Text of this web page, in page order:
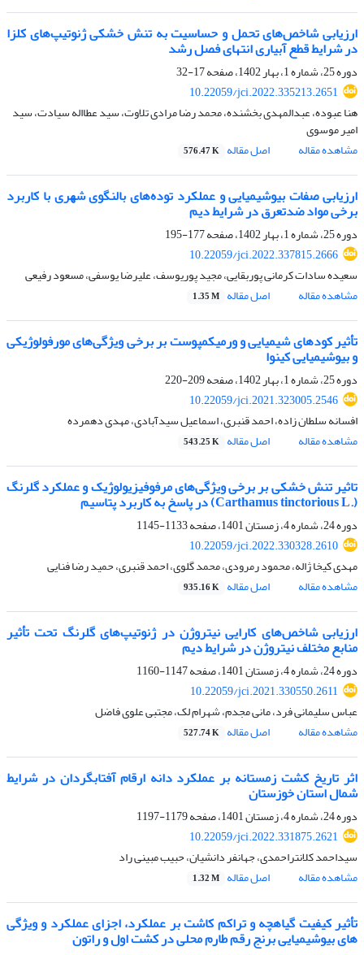
ارزیابی شاخص‌های تحمل و حساسیت به تنش خشکی ژنوتیپ‌های کلزا
در شرایط قطع آبیاری انتهای فصل رشد
دوره 25، شماره 1، بهار 1402، صفحه
17-32
10.22059/jci.2022.335213.2651
هنا عبوده، عبدالمهدی بخشنده، محمد رضا مرادی تلاوت، سید عطااله سیادت، سید
امیر موسوی
مشاهده مقاله
اصل مقاله 576.47 K
ارزیابی صفات بیوشیمیایی و عملکرد توده‌های ﺑﺎﻟﻨﮕﻮی ﺷﻬﺮی با کاربرد
برخی مواد ضدتعرق در شرایط دیم
دوره 25، شماره 1، بهار 1402، صفحه
177-195
10.22059/jci.2022.337815.2666
سعیده سادات کرمانی پوربقایی، مجید پوریوسف، علیرضا یوسفی، مسعود رفیعی
مشاهده مقاله
اصل مقاله 1.35 M
تأثیر کودهای شیمیایی و ورمی‏کمپوست بر برخی ویژگی‌های مورفولوژیکی
و بیوشیمیایی کینوا
دوره 25، شماره 1، بهار 1402، صفحه
209-220
10.22059/jci.2021.323005.2546
افسانه سلطان زاده، احمد قنبری، اسماعیل سیدآبادی، مهدی دهمرده
مشاهده مقاله
اصل مقاله 543.25 K
تاثیر تنش خشکی بر برخی ویژگی‌‌های مرفوفیزیولوژیک و عملکرد گلرنگ
(.Carthamus tinctorious L) در پاسخ به کاربرد پتاسیم
دوره 24، شماره 4، زمستان 1401، صفحه
1133-1145
10.22059/jci.2022.330328.2610
مهدی کیخا ژاله، محمود رمرودی، محمد گلوی، احمد قنبری، حمید رضا فنایی
مشاهده مقاله
اصل مقاله 935.16 K
ارزیابی شاخص‌های کارایی نیتروژن در ژنوتیپ‌های گلرنگ تحت تأثیر
منابع مختلف نیتروژن در شرایط دیم
دوره 24، شماره 4، زمستان 1401، صفحه
1147-1160
10.22059/jci.2021.330550.2611
عباس سلیمانی فرد، مانی مجدم، شهرام لک، مجتبی علوی فاضل
مشاهده مقاله
اصل مقاله 527.74 K
اثر تاریخ کشت زمستانه بر عملکرد دانه ارقام آفتابگردان در شرایط
شمال استان خوزستان
دوره 24، شماره 4، زمستان 1401، صفحه
1179-1197
10.22059/jci.2022.331875.2621
سیداحمد کلانتراحمدی، جهانفر دانشیان، حبیب مبینی راد
مشاهده مقاله
اصل مقاله 1.32 M
تأثیر کیفیت گیاهچه و تراکم کاشت بر عملکرد، اجزای عملکرد و ویژگی‌
های بیوشیمیایی برنج رقم طارم محلی در کشت اول و راتون